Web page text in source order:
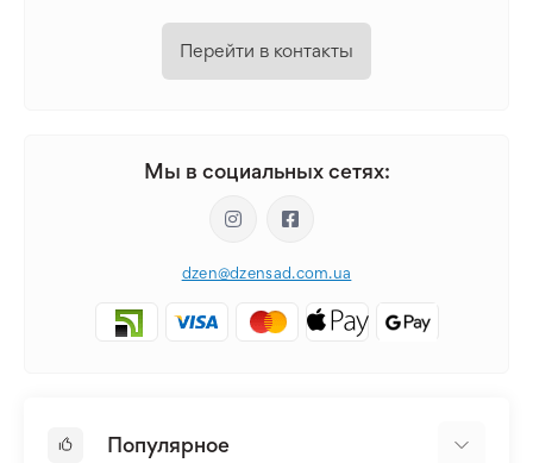
Перейти в контакты
Мы в социальных сетях:
dzen@dzensad.com.ua
Популярное